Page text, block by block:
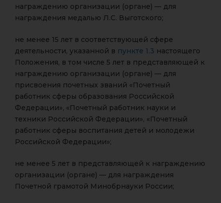
награждению организации (органе) — для
награждения медалью Л.C. Выготского;
не менее 15 лет в соответствующей сфере
деятельности, указанной в пункте 1.3 настоящего
Положения, в том числе 5 лет в представляющей к
награждению организации (органе) — для
присвоения почетных званий «Почетный
работник сферы образования Российской
Федерации», «Почетный работник науки и
техники Российской Федерации», «Почетный
работник сферы воспитания детей и молодежи
Российской Федерации»;
не менее 5 лет в представляющей к награждению
организации (органе) — для награждения
Почетной грамотой Минобрнауки России;